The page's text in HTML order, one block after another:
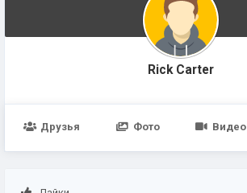
Rick Carter
Друзья Фото Видео